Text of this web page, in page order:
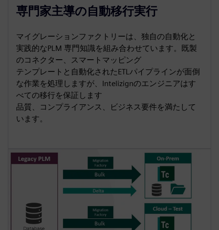
専門家主導の自動移行実行
マイグレーションファクトリーは、独自の自動化と
実践的なPLM 専門知識を組み合わせています。既製
のコネクター、スマートマッピング
テンプレートと自動化されたETLパイプラインが面倒
な作業を処理しますが、Intelizignのエンジニアはす
べての移行を保証します
品質、コンプライアンス、ビジネス要件を満たして
います。